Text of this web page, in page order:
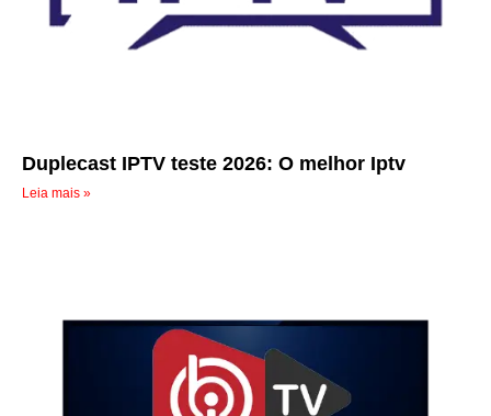
Duplecast IPTV teste 2026: O melhor Iptv
Leia mais »